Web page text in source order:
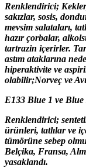
Renklendirici;
sakızlar, sosis,
mevsim salataları,
hazır çorbalar,
tartrazin içerirler.
astım ataklarına
hiperaktivite ve
olabilir;Norveç ve
E133 Blue 1 ve
Renklendirici;
ürünleri, tatlılar ve
tümörüne sebep
Belçika, Fransa,
yasaklandı.